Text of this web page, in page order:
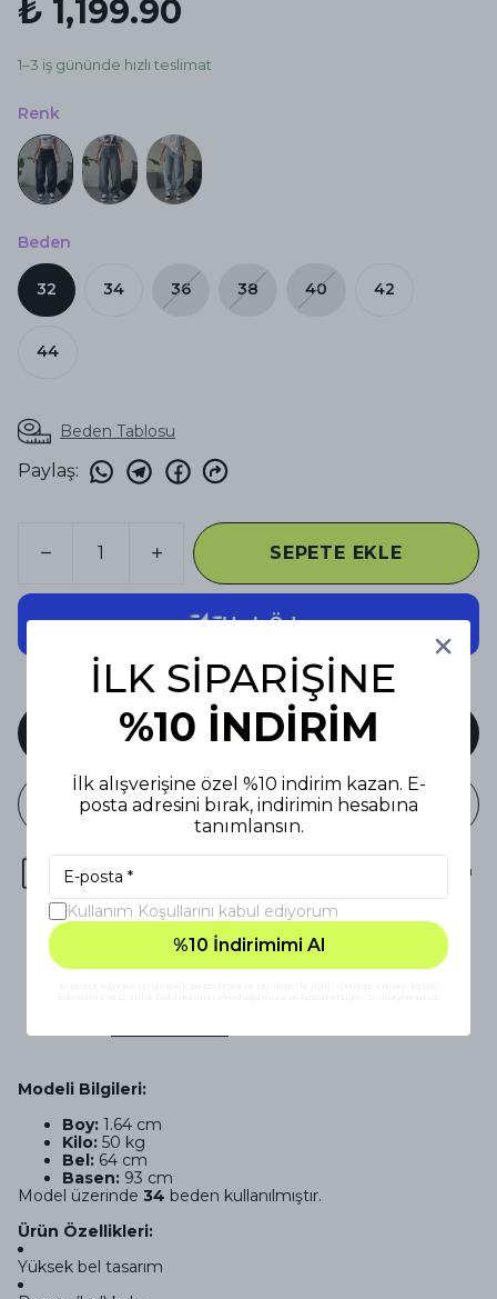
₺ 1,199.90
1–3 iş gününde hızlı teslimat
Renk
Beden
32 34 36 38 40 42
44
Beden Tablosu
Paylaş:
SEPETE EKLE
HEMEN AL
WHATSAPP
DHL : 119,90₺ | 4000₺ üzeri alışverişlerde kargo bizden
3 gün içinde hızlı iade & değişim
Modeli Bilgileri:
Boy: 1.64 cm
Kilo: 50 kg
Bel: 64 cm
Basen: 93 cm
Model üzerinde 34 beden kullanılmıştır.
Ürün Özellikleri:
Yüksek bel tasarım
İLK SİPARİŞİNE
%10 İNDİRİM
İlk alışverişine özel %10 indirim kazan. E-
posta adresini bırak, indirimin hesabına
tanımlansın.
Kullanım Koşullarını kabul ediyorum
%10 İndirimimi Al
E-posta adresinizi girerek pazarlama ve tanıtım ile ilgili iletişim almayı kabul
edersiniz ve Gizlilik Politikamızı okuduğunuzu ve kabul ettiğinizi onaylarsınız.